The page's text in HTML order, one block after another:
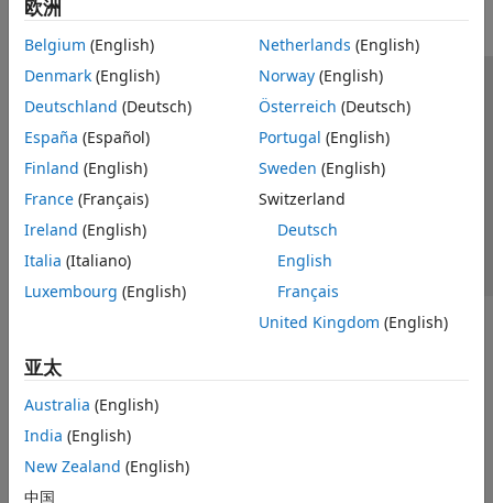
欧洲
Belgium (English)
Denmark (English)
Deutschland (Deutsch)
España (Español)
Finland (English)
France (Français)
Ireland (English)
Italia (Italiano)
Luxembourg (English)
Netherlands (English)
Norway(English)
Österreich (Deutsch)
Portugal (English)
Sweden (English)
Switzerland
Deutsch
English
Français
United Kingdom (English)
亚太
Australia (English)
India (English)
New Zealand (English)
中国
信任中心 商标 隐私政策 防盗版
应用程序状态
联系我们
© 1994-2026 The MathWorks, Inc.